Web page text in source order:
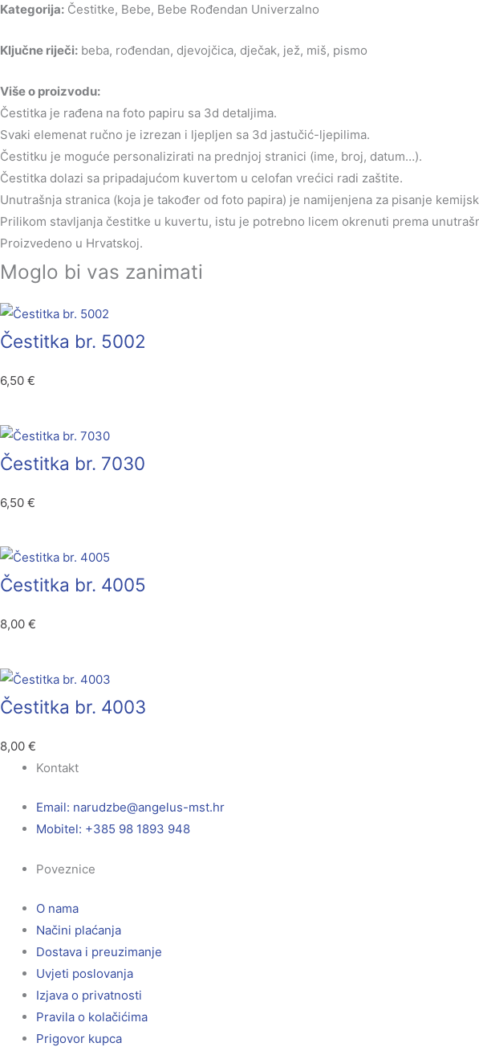
Kategorija: Čestitke, Bebe, Bebe Rođendan Univerzalno
Ključne riječi: beba, rođendan, djevojčica, dječak, jež, miš, pismo
Više o proizvodu:
Čestitka je rađena na foto papiru sa 3d detaljima.
Svaki elemenat ručno je izrezan i ljepljen sa 3d jastučić-ljepilima.
Čestitku je moguće personalizirati na prednjoj stranici (ime, broj, datum…).
Čestitka dolazi sa pripadajućom kuvertom u celofan vrećici radi zaštite.
Unutrašnja stranica (koja je također od foto papira) je namijenjena za pisanje
Prilikom stavljanja čestitke u kuvertu, istu je potrebno licem okrenuti prema
Proizvedeno u Hrvatskoj.
Moglo bi vas zanimati
Čestitka br. 5002
6,50 €
Čestitka br. 7030
6,50 €
Čestitka br. 4005
8,00 €
Čestitka br. 4003
8,00 €
Kontakt
Email: rh.tsm-sulegna
@ebzduran
Mobitel: +385 98 1893 948
Poveznice
O nama
Načini plaćanja
Dostava i preuzimanje
Uvjeti poslovanja
Izjava o privatnosti
Pravila o kolačićima
Prigovor kupca